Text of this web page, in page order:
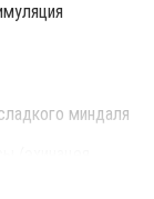
миндаля